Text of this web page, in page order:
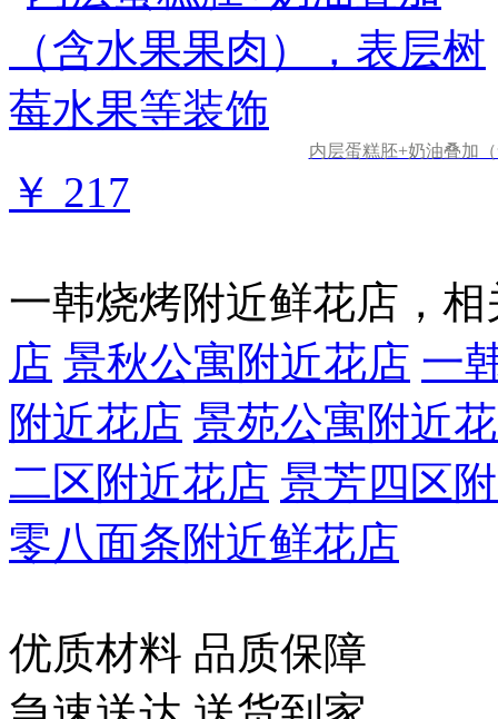
内层蛋糕胚+奶油叠加
￥ 217
一韩烧烤附近鲜花店，
店 景秋公寓附近花店 一
附近花店 景苑公寓附近
二区附近花店 景芳四区
零八面条附近鲜花店
优质材料 品质保障